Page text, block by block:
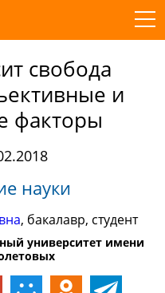
свобода
и
факторы
науки
, бакалавр, студент
университет имени